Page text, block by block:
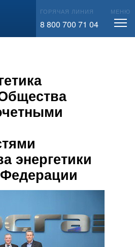
ГОРЯЧАЯ ЛИНИЯ
8 800 700 71 04
МЕНЮ
энергетики